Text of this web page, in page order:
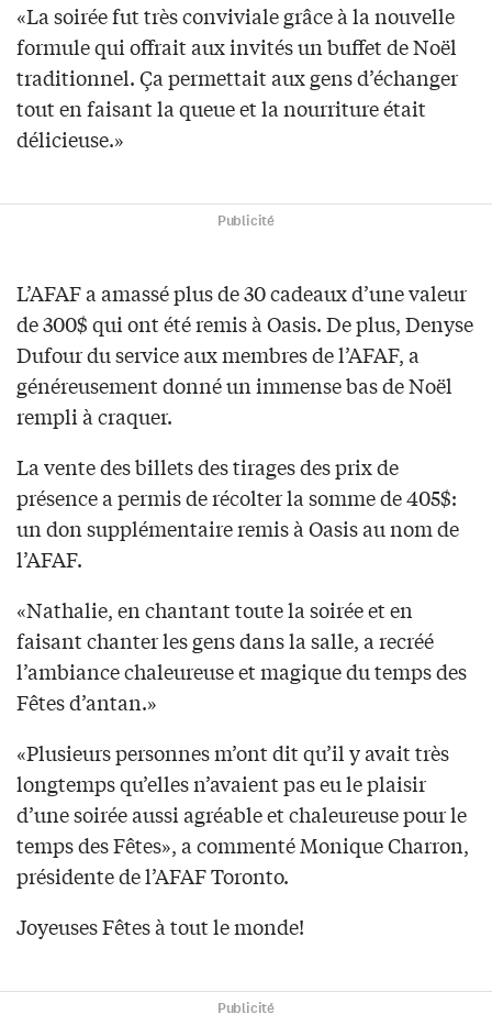
«La soirée fut très conviviale grâce à la nouvelle
formule qui offrait aux invités un buffet de Noël
traditionnel. Ça permettait aux gens d’échanger
tout en faisant la queue et la nourriture était
délicieuse.»
Publicité
L’AFAF a amassé plus de 30 cadeaux d’une valeur
de 300$ qui ont été remis à Oasis. De plus, Denyse
Dufour du service aux membres de l’AFAF, a
généreusement donné un immense bas de Noël
rempli à craquer.
La vente des billets des tirages des prix de
présence a permis de récolter la somme de 405$:
un don supplémentaire remis à Oasis au nom de
l’AFAF.
«Nathalie, en chantant toute la soirée et en
faisant chanter les gens dans la salle, a recréé
l’ambiance chaleureuse et magique du temps des
Fêtes d’antan.»
«Plusieurs personnes m’ont dit qu’il y avait très
longtemps qu’elles n’avaient pas eu le plaisir
d’une soirée aussi agréable et chaleureuse pour le
temps des Fêtes», a commenté Monique Charron,
présidente de l’AFAF Toronto.
Joyeuses Fêtes à tout le monde!
Publicité